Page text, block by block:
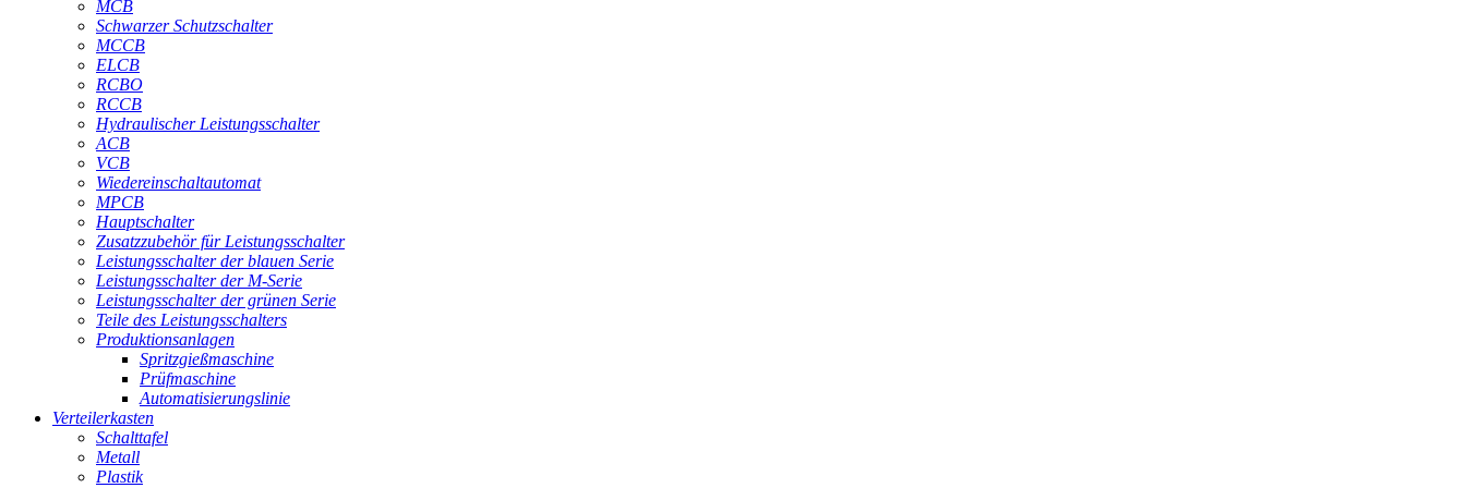
MCB
Schwarzer Schutzschalter
MCCB
ELCB
RCBO
RCCB
Hydraulischer Leistungsschalter
ACB
VCB
Wiedereinschaltautomat
MPCB
Hauptschalter
Zusatzzubehör für Leistungsschalter
Leistungsschalter der blauen Serie
Leistungsschalter der M-Serie
Leistungsschalter der grünen Serie
Teile des Leistungsschalters
Produktionsanlagen
Spritzgießmaschine
Prüfmaschine
Automatisierungslinie
Verteilerkasten
Schalttafel
Metall
Plastik